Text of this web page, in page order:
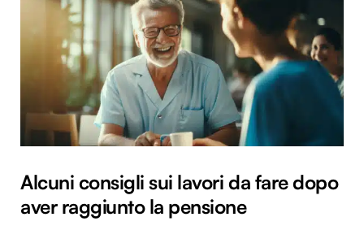
Alcuni consigli sui lavori da fare dopo
aver raggiunto la pensione